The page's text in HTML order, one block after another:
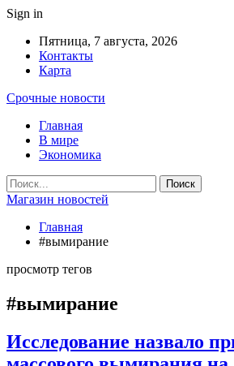
Sign in
Пятница, 7 августа, 2026
Контакты
Карта
Срочные новости
Главная
В мире
Экономика
Магазин новостей
Главная
#вымирание
просмотр тегов
#вымирание
Исследование назвало